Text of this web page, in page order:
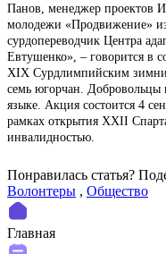
Панов, менеджер проектов
молодежи «Продвижение»
сурдопереводчик Центра
Евтушенко», – говорится в
XIX Сурдлимпийским
семь югорчан. Добровольцы
языке. Акция состоится 4
рамках открытия XXII
инвалидностью.
Понравилась статья?
Волонтеры , Общество
Главная